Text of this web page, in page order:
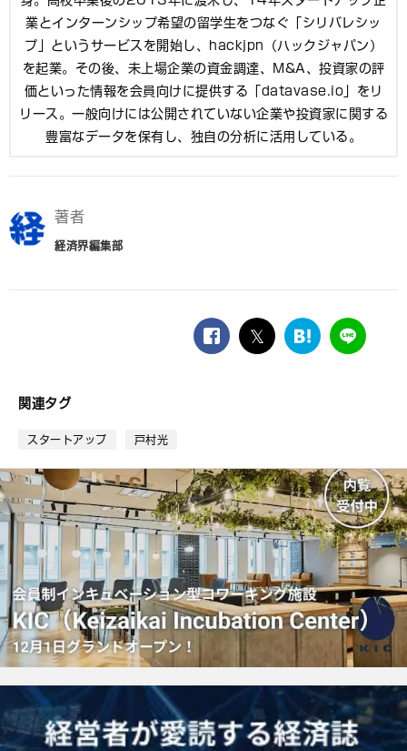
業とインターンシップ希望の留学生をつなぐ「シリバレシッ
プ」というサービスを開始し、hackjpn（ハックジャパン）
を起業。その後、未上場企業の資金調達、M&A、投資家の評
価といった情報を会員向けに提供する「datavase.io」をリ
リース。一般向けには公開されていない企業や投資家に関する
豊富なデータを保有し、独自の分析に活用している。
著者
経済界編集部
facebook
twitter
は
ー
ク
LINE
関連タグ
スタートアップ 戸村光